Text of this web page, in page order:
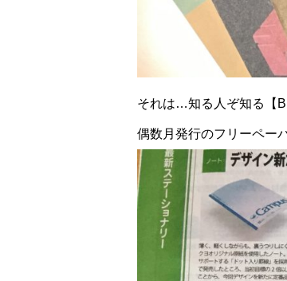
それは…知る人ぞ知る【
偶数月発行のフリーペー